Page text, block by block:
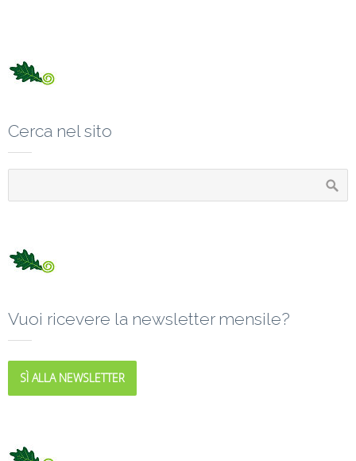
Cerca nel sito
Vuoi ricevere la newsletter mensile?
SÌ ALLA NEWSLETTER